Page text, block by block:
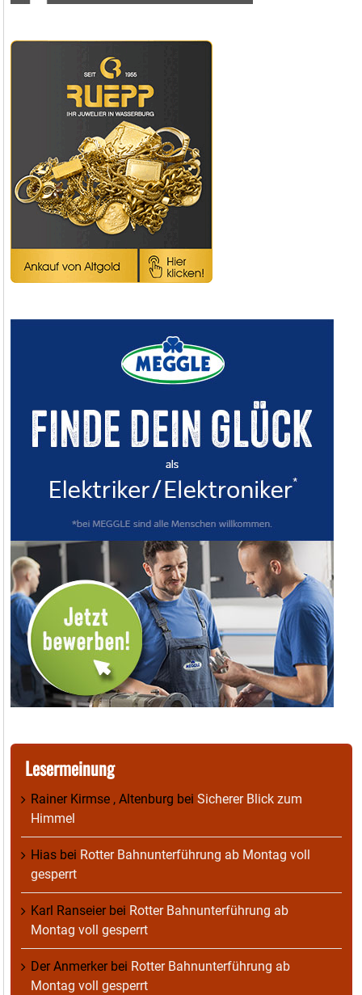
Lesermeinung
Rainer Kirmse , Altenburg bei Sicherer Blick zum
Himmel
Hias bei Rotter Bahnunterführung ab Montag voll
gesperrt
Karl Ranseierbei Rotter Bahnunterführung ab
Montag voll gesperrt
Der Anmerkerbei Rotter Bahnunterführung ab
Montag voll gesperrt